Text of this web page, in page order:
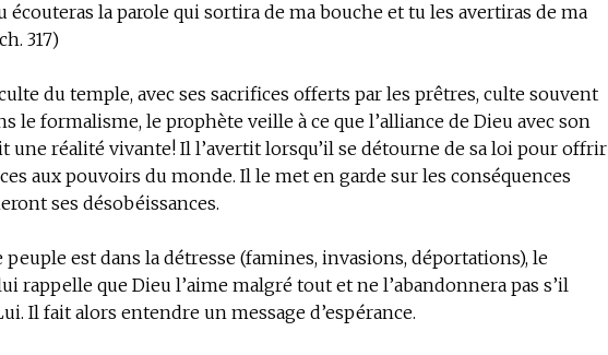
écouteras la parole qui sortira de ma bouche et tu les avertiras de ma
317)
du temple, avec ses sacrifices offerts par les prêtres, culte souvent
le formalisme, le prophète veille à ce que l’alliance de Dieu avec son
une réalité vivante! Il l’avertit lorsqu’il se détourne de sa loi pour offrir
aux pouvoirs du monde. Il le met en garde sur les conséquences
ses désobéissances.
peuple est dans la détresse (famines, invasions, déportations), le
rappelle que Dieu l’aime malgré tout et ne l’abandonnera pas s’il
Il fait alors entendre un message d’espérance.